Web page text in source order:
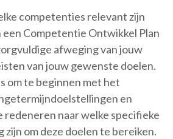
competenties relevant zijn
Competentie Ontwikkel Plan
afweging van jouw
van jouw gewenste doelen.
om te beginnen met het
en
naar welke specifieke
om deze doelen te bereiken.